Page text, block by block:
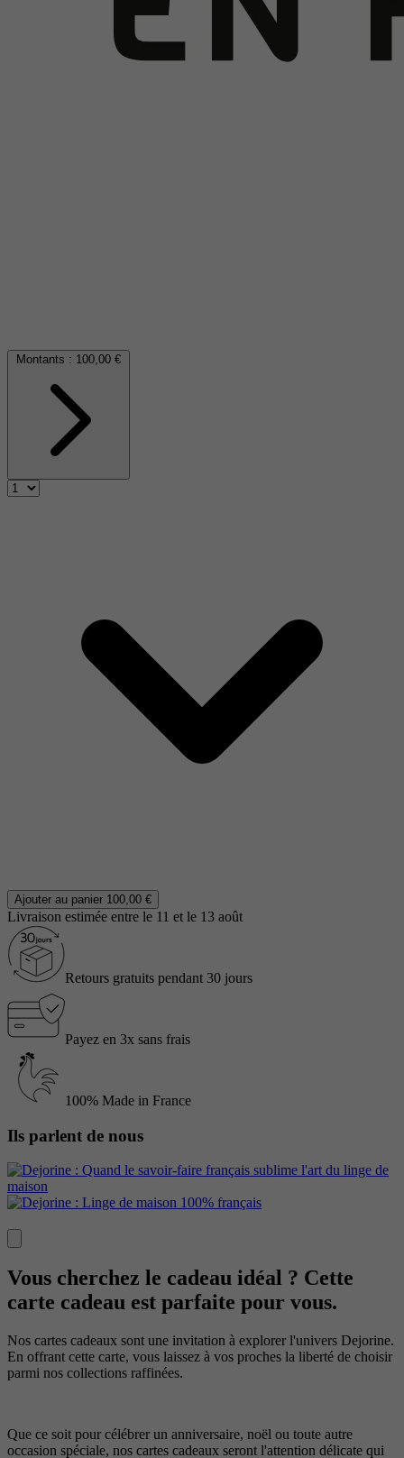
Montants : 100,00 €
Ajouter au panier 100,00 €
Livraison estimée entre le 11 et le 13 août
Retours gratuits pendant 30 jours
Payez en 3x sans frais
100% Made in France
Ils parlent de nous
Vous cherchez le cadeau idéal ? Cette
carte cadeau est parfaite pour vous.
Nos cartes cadeaux sont une invitation à explorer l'univers Dejorine.
En offrant cette carte, vous laissez à vos proches la liberté de choisir
parmi nos collections raffinées.
Que ce soit pour célébrer un anniversaire, noël ou toute autre
occasion spéciale, nos cartes cadeaux seront l'attention délicate qui